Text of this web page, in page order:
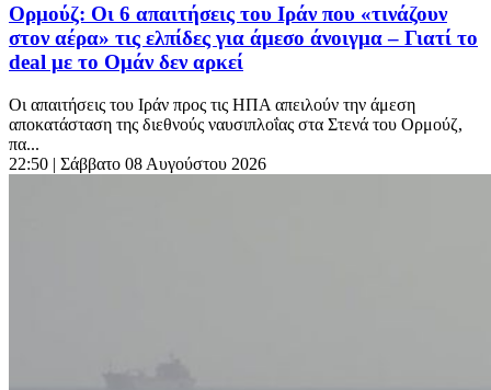
Ορμούζ: Οι 6 απαιτήσεις του Ιράν που «τινάζουν
στον αέρα» τις ελπίδες για άμεσο άνοιγμα – Γιατί το
deal με το Ομάν δεν αρκεί
Οι απαιτήσεις του Ιράν προς τις ΗΠΑ απειλούν την άμεση
αποκατάσταση της διεθνούς ναυσιπλοΐας στα Στενά του Ορμούζ,
πα...
22:50 | Σάββατο 08 Αυγούστου 2026